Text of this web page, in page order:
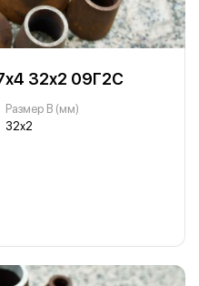
32х2 09Г2С
Размер B (мм)
32х2